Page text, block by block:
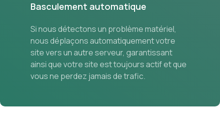
Basculement automatique
Si nous détectons un problème matériel,
nous déplaçons automatiquement votre
site vers un autre serveur, garantissant
ainsi que votre site est toujours actif et que
vous ne perdez jamais de trafic.